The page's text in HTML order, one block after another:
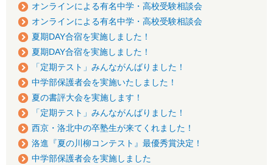
オンラインによる有名中学・高校受験相談会
オンラインによる有名中学・高校受験相談会
夏期DAY合宿を実施しました！
夏期DAY合宿を実施しました！
「定期テスト」みんながんばりました！
中学部保護者会を実施いたしました！
夏の書評大会を実施します！
「定期テスト」みんながんばりました！
西京・洛北中の卒塾生が来てくれました！
洛進『夏の川柳コンテスト』最優秀賞決定！
中学部保護者会を実施しました